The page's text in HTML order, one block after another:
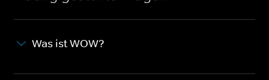
Was ist WOW?